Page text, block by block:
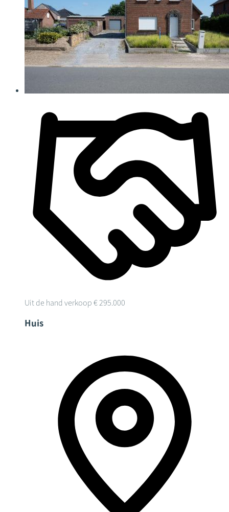
Uit de hand verkoop € 295.000
Huis